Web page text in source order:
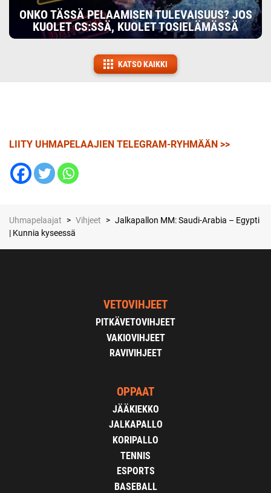
ONKO TÄSSÄ PELAAMISEN TULEVAISUUS? JOS
KUOLET CS:SSÄ, KUOLET TOSIELÄMÄSSÄ
KATSO KAIKKI
LIITY UHMAPELAAJIEN TELEGRAM-RYHMÄÄN >>
Uhmapelaajat > Vihjeet > Jalkapallon MM: Saudi-Arabia – Egypti
| Kunnia kyseessä
VETOVIHJEET
PITKÄVETOVIHJEET
VAKIOVIHJEET
RAVIVIHJEET
OPPAAT
JÄÄKIEKKO
JALKAPALLO
KORIPALLO
TENNIS
ESPORTS
BASEBALL